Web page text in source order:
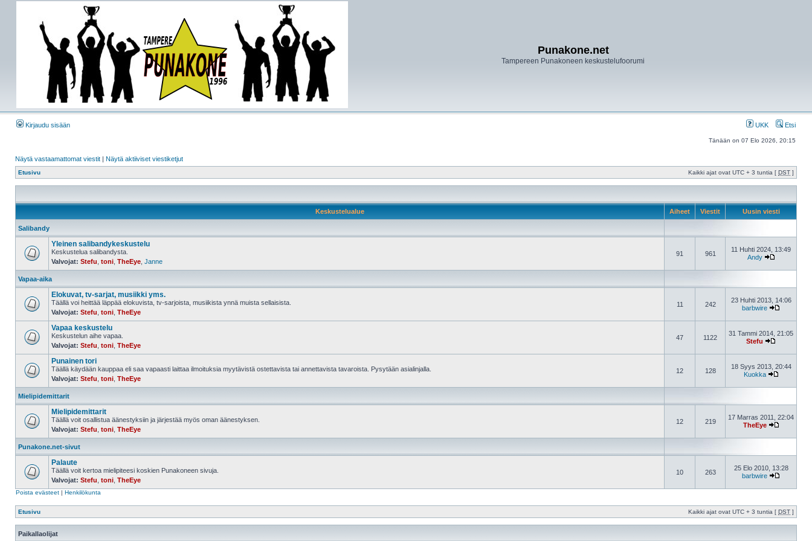
Punakone.net
Tampereen Punakoneen keskustelufoorumi
Kirjaudu sisään UKK Etsi
Tänään on 07 Elo 2026, 20:15
Näytä vastaamattomat viestit | Näytä aktiiviset viestiketjut
Etusivu Kaikki ajat ovat UTC + 3 tuntia [ DST ]
Keskustelualue Aiheet Viestit Uusin viesti
Salibandy
Yleinen salibandykeskustelu
Keskustelua salibandysta.
Valvojat: Stefu toni TheEye Janne
91 961
11 Huhti 2024, 13:49
Andy
Vapaa-aika
Elokuvat, tv-sarjat, musiikki yms.
Täällä voi heittää läppää elokuvista, tv-sarjoista, musiikista ynnä muista sellaisista.
Valvojat: Stefu toni TheEye
11 242
23 Huhti 2013, 14:06
barbwire
Vapaa keskustelu
Keskustelun aihe vapaa.
Valvojat: Stefu toni TheEye
47 1122
31 Tammi 2014, 21:05
Stefu
Punainen tori
Täällä käydään kauppaa eli saa vapaasti laittaa ilmoituksia myytävistä ostettavista tai annettavista tavaroista. Pysytään asialinjalla.
Valvojat: Stefu toni TheEye
12 128
18 Syys 2013, 20:44
Kuokka
Mielipidemittarit
Mielipidemittarit
Täällä voit osallistua äänestyksiin ja järjestää myös oman äänestyksen.
Valvojat: Stefu toni TheEye
12 219
17 Marras 2011, 22:04
TheEye
Punakone.net-sivut
Palaute
Täällä voit kertoa mielipiteesi koskien Punakoneen sivuja.
Valvojat: Stefu toni TheEye
10 263
25 Elo 2010, 13:28
barbwire
Poista evästeet | Henkilökunta
Etusivu Kaikki ajat ovat UTC + 3 tuntia [ DST ]
Paikallaolijat